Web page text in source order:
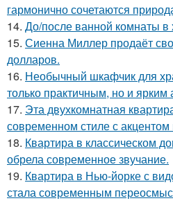
гармонично сочетаются
14. До/после ванной комнаты в
15. Сиенна Миллер продаёт
долларов.
16. Необычный шкафчик для
только практичным, но и ярким
17. Эта двухкомнатная
современном стиле с
18. Квартира в классическом
обрела современное звучание.
19. Квартира в Нью-йорке с
стала современным